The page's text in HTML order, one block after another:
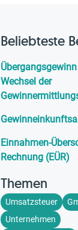
Beliebteste
Wechsel der
Einnahmen-
Rechnung (EÜR)
Themen
Umsatzsteuer
Unternehmen